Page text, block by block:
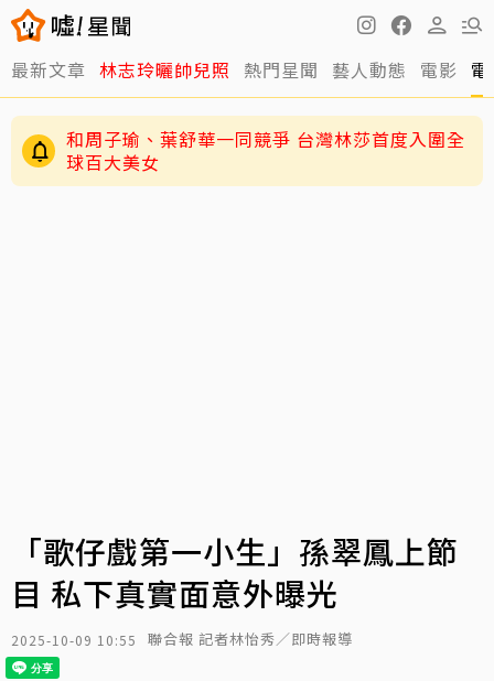
最新文章 林志玲曬帥兒照 熱門星聞 藝人動態 電影
和周子瑜、葉舒華一同競爭 台灣林莎首度入圍全
球百大美女
「歌仔戲第一小生」孫翠鳳上節
目 私下真實面意外曝光
2025-10-09 10:55 聯合報 記者林怡秀／即時報導